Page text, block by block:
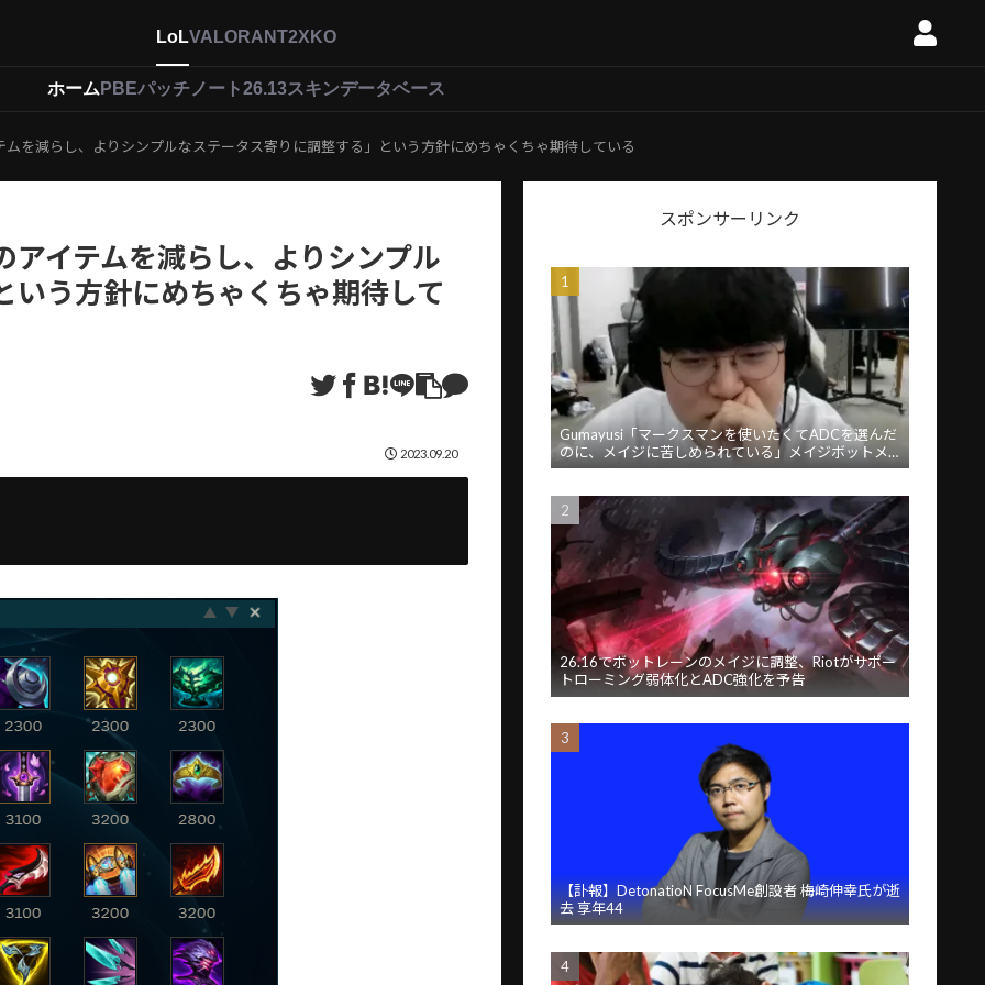
LoLVALORANT2XKO
ホーム PBEパッチノート26.13スキンデータベース
を減らし、よりシンプルなステータス寄りに調整する」という方針にめちゃくちゃ期待している
イテムを減らし、よりシンプル
う方針にめちゃくちゃ期待して
2023.09.20
スポンサーリンク
Gumayusi「マークスマンを使いたくてADCを選んだ
のに、メイジに苦しめられている」メイジボットメ
タに苦言
26.16でボットレーンのメイジに調整、Riotがサポー
トローミング弱体化とADC強化を予告
【訃報】DetonatioN FocusMe創設者 梅崎伸幸氏が逝
去 享年44